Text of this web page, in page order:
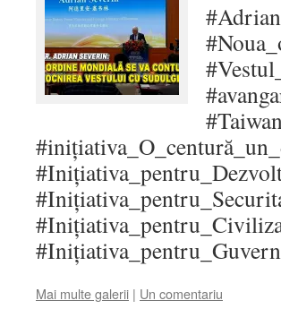
Mai multe galerii | Un comentariu